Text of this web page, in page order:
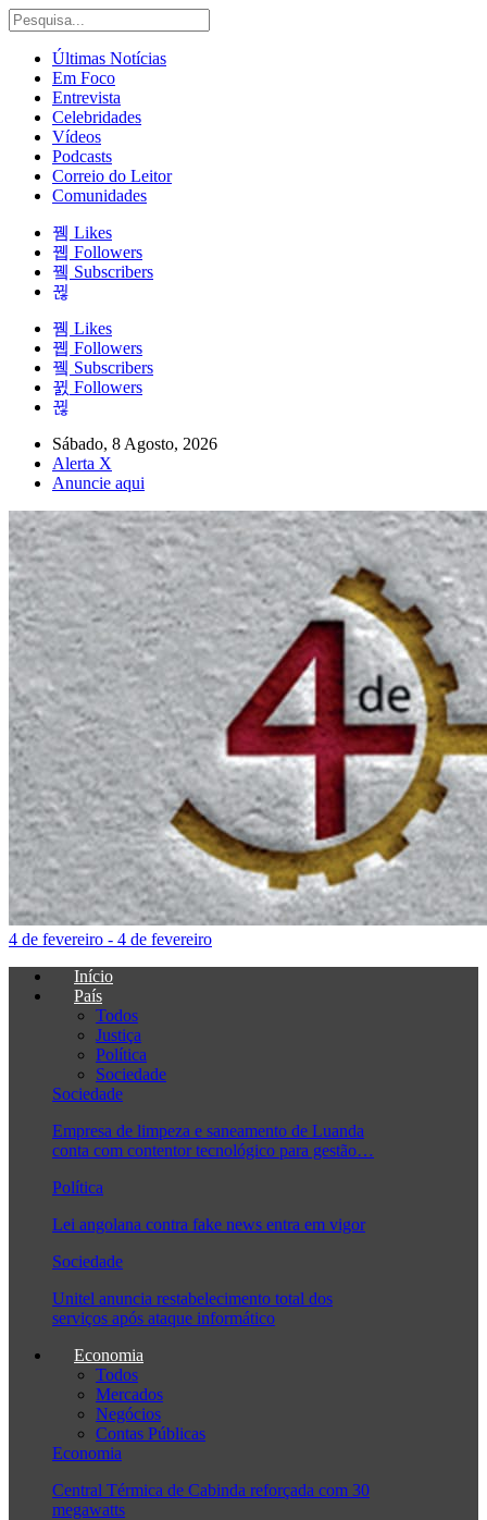
Últimas Notícias
Em Foco
Entrevista
Celebridades
Vídeos
Podcasts
Correio do Leitor
Comunidades
Likes
Followers
Subscribers
Likes
Followers
Subscribers
Followers
Sábado, 8 Agosto, 2026
Alerta X
Anuncie aqui
4 de fevereiro - 4 de fevereiro
Início
País
Todos
Justiça
Política
Sociedade
Sociedade
Empresa de limpeza e saneamento de Luanda
conta com contentor tecnológico para gestão…
Política
Lei angolana contra fake news entra em vigor
Sociedade
Unitel anuncia restabelecimento total dos
serviços após ataque informático
Economia
Todos
Mercados
Negócios
Contas Públicas
Economia
Central Térmica de Cabinda reforçada com 30
megawatts